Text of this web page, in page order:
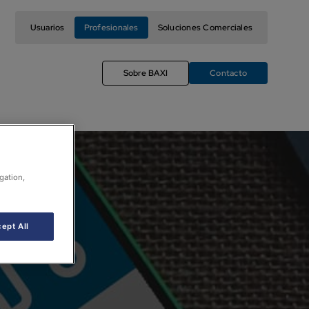
Usuarios Profesionales Soluciones Comerciales
Sobre BAXI Contacto
All